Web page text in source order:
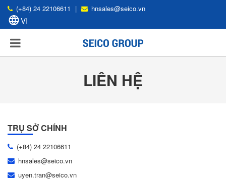
(+84) 24 22106611 | hnsales@seico.vn
LIÊN HỆ
TRỤ SỞ CHÍNH
(+84) 24 22106611
hnsales@seico.vn
uyen.tran@seico.vn